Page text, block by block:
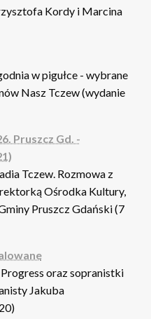
Kordy i Marcina
w pigułce - wybrane
Nasz Tczew (wydanie
Pruszcz Gd. -
Tczew. Rozmowa z
Ośrodka Kultury,
Pruszcz Gdański (7
oraz sopranistki
Jakuba